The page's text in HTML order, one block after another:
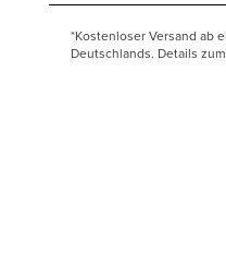
*Kostenloser Versand ab
Deutschlands. Details